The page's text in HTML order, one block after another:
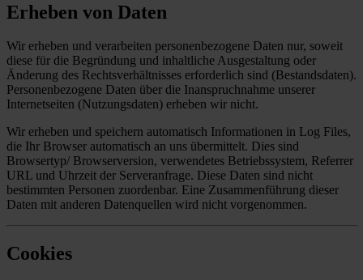
Erheben von Daten
Wir erheben und verarbeiten personenbezogene Daten nur, soweit
diese für die Begründung und inhaltliche Ausgestaltung oder
Änderung des Rechtsverhältnisses erforderlich sind (Bestandsdaten).
Personenbezogene Daten über die Inanspruchnahme unserer
Internetseiten (Nutzungsdaten) erheben wir nicht.
Wir erheben und speichern automatisch Informationen in Log Files,
die Ihr Browser automatisch an uns übermittelt. Dies sind
Browsertyp/ Browserversion, verwendetes Betriebssystem, Referrer
URL und Uhrzeit der Serveranfrage. Diese Daten sind nicht
bestimmten Personen zuordenbar. Eine Zusammenführung dieser
Daten mit anderen Datenquellen wird nicht vorgenommen.
Cookies